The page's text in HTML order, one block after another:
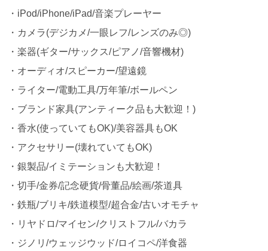
・iPod/iPhone/iPad/音楽プレーヤー
・カメラ(デジカメ/一眼レフ/レンズのみ◎)
・楽器(ギター/サックス/ピアノ/音響機材)
・オーディオ/スピーカー/望遠鏡
・ライター/電動工具/万年筆/ボールペン
・ブランド家具(アンティーク品も大歓迎！)
・香水(使っていてもOK)/美容器具もOK
・アクセサリー(壊れていてもOK)
・銀製品/イミテーションも大歓迎！
・切手/金券/記念硬貨/骨董品/絵画/茶道具
・鉄瓶/ブリキ/鉄道模型/超合金/古いオモチャ
・リヤドロ/マイセン/クリストフル/バカラ
・ジノリ/ウェッジウッド/ロイコペ/洋食器